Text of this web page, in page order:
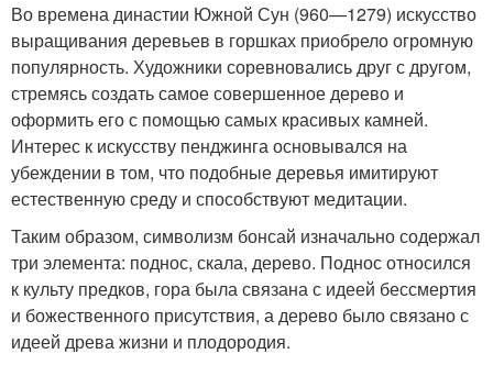
Во времена династии Южной Сун (960—1279) искусство
выращивания деревьев в горшках приобрело огромную
популярность. Художники соревновались друг с другом,
стремясь создать самое совершенное дерево и
оформить его с помощью самых красивых камней.
Интерес к искусству пенджинга основывался на
убеждении в том, что подобные деревья имитируют
естественную среду и способствуют медитации.
Таким образом, символизм бонсай изначально содержал
три элемента: поднос, скала, дерево. Поднос относился
к культу предков, гора была связана с идеей бессмертия
и божественного присутствия, а дерево было связано с
идеей древа жизни и плодородия.